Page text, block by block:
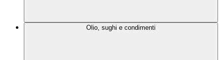
Olio, sughi e condimenti